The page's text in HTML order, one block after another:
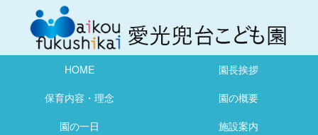
HOME
園長挨拶
保育内容・理念
園の概要
園の一日
施設案内